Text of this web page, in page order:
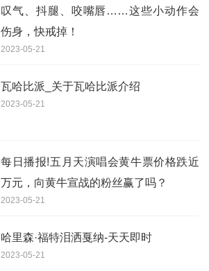
叹气、抖腿、咬嘴唇……这些小动作会
伤身，快戒掉！
2023-05-21
瓦哈比派_关于瓦哈比派介绍
2023-05-21
每日播报!五月天演唱会黄牛票价格跌近
万元，向黄牛宣战的粉丝赢了吗？
2023-05-21
哈里森·福特泪洒戛纳-天天即时
2023-05-21